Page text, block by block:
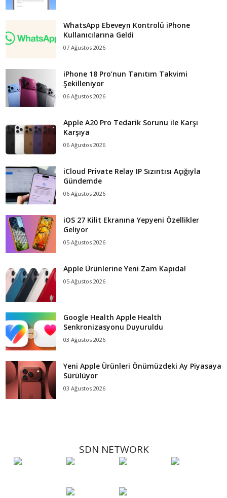
WhatsApp Ebeveyn Kontrolü iPhone
Kullanıcılarına Geldi
07 Ağustos 2026
iPhone 18 Pro’nun Tanıtım Takvimi
Şekilleniyor
06 Ağustos 2026
Apple A20 Pro Tedarik Sorunu ile Karşı
Karşıya
06 Ağustos 2026
iCloud Private Relay IP Sızıntısı Açığıyla
Gündemde
06 Ağustos 2026
iOS 27 Kilit Ekranına Yepyeni Özellikler
Geliyor
05 Ağustos 2026
Apple Ürünlerine Yeni Zam Kapıda!
05 Ağustos 2026
Google Health Apple Health
Senkronizasyonu Duyuruldu
03 Ağustos 2026
Yeni Apple Ürünleri Önümüzdeki Ay Piyasaya
Sürülüyor
03 Ağustos 2026
SDN NETWORK